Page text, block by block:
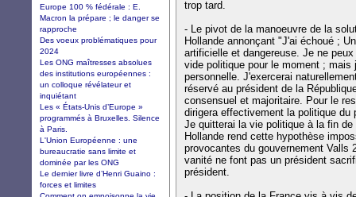
trop tard.
- Le pivot de la manoeuvre de la
Hollande annonçant "J'ai échoué ;
artificielle et dangereuse. Je ne
vide politique pour le moment ; mais
personnelle. J'exercerai
réservé au président de la
consensuel et majoritaire. Pour le
dirigera effectivement la politique du
Je quitterai la vie politique à la fin
Hollande rend cette hypothèse
provocantes du gouvernement Valls
vanité ne font pas un président
président.
Europe 100 % fédérale : E.
Macron la prépare ; le danger se
rapproche
Des voeux problématiques pour
2024
Les ONG maîtresses absolues
des institutions européennes :
un colloque révélateur et
inquiétant
Les « États-Unis d’Europe »
programmés à Bruxelles. Silence
à Paris.
L'Union Européenne : une
bureaucratie sans limite et
dominée par les ONG
Le dernier livre d’Henri Guaino :
forces et limites